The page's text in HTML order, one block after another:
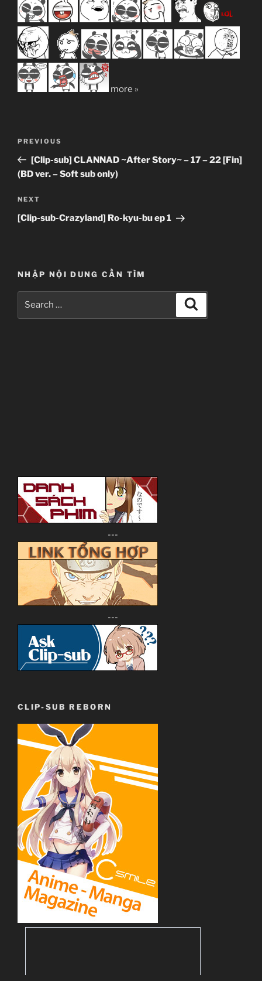
more »
Previous
Post
PREVIOUS
[Clip-sub] CLANNAD ~After Story~ – 17 – 22 [Fin]
(BD ver. – Soft sub only)
Next
Post
NEXT
[Clip-sub-Crazyland] Ro-kyu-bu ep 1
NHẬP NỘI DUNG CẦN TÌM
---
---
CLIP-SUB REBORN